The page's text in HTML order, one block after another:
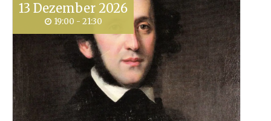
13 Dezember 2026
19:00 - 21:30